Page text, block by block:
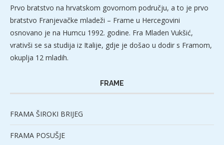
Prvo bratstvo na hrvatskom govornom području, a to je prvo
bratstvo Franjevačke mladeži – Frame u Hercegovini
osnovano je na Humcu 1992. godine. Fra Mladen Vukšić,
vrativši se sa studija iz Italije, gdje je došao u dodir s Framom,
okuplja 12 mladih.
FRAME
FRAMA ŠIROKI BRIJEG
FRAMA POSUŠJE